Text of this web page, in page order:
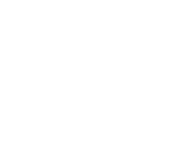
けお問い合わせ